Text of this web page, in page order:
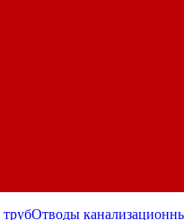
Отводы